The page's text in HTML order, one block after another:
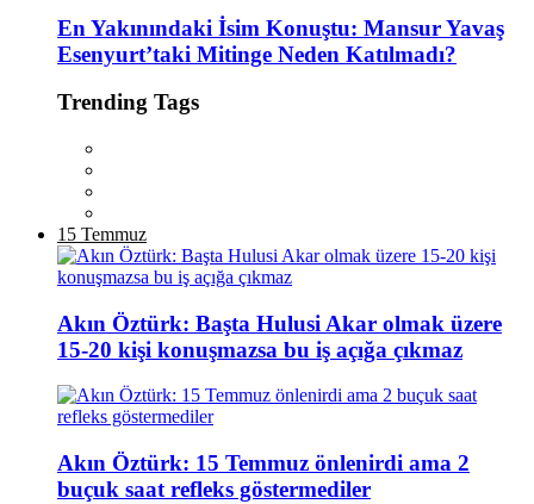
En Yakınındaki İsim Konuştu: Mansur Yavaş
Esenyurt’taki Mitinge Neden Katılmadı?
Trending Tags
15 Temmuz
Akın Öztürk: Başta Hulusi Akar olmak üzere
15-20 kişi konuşmazsa bu iş açığa çıkmaz
Akın Öztürk: 15 Temmuz önlenirdi ama 2
buçuk saat refleks göstermediler